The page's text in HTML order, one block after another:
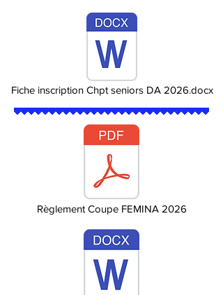
Fiche inscription Chpt seniors DA 2026.docx
Règlement Coupe FEMINA 2026